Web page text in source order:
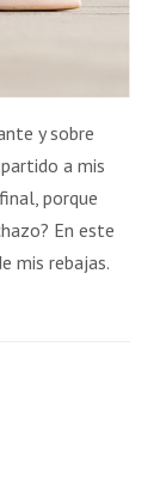
y sobre
a mis
porque
En este
mis rebajas.